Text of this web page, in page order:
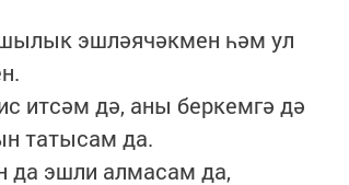
эшләячәкмен һәм ул
итсәм дә, аны беркемгә дә
татысам да.
да эшли алмасам да,